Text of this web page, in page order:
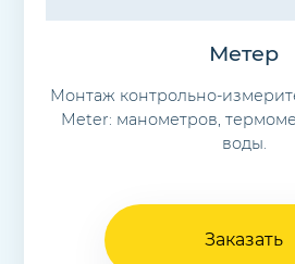
Метер
Монтаж контрольно-
Meter: манометров,
воды.
Заказать